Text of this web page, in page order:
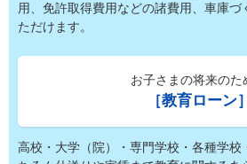
用、免許取得費用などの諸費用、車庫
ただけます。
お子さまの将来のた
［教育ローン］
高校・大学（院）・専門学校・各種学校